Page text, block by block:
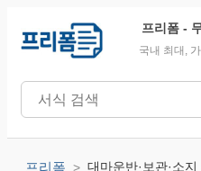
프리폼 -
국내 최대,
프리폼 대마운반·보관·소지